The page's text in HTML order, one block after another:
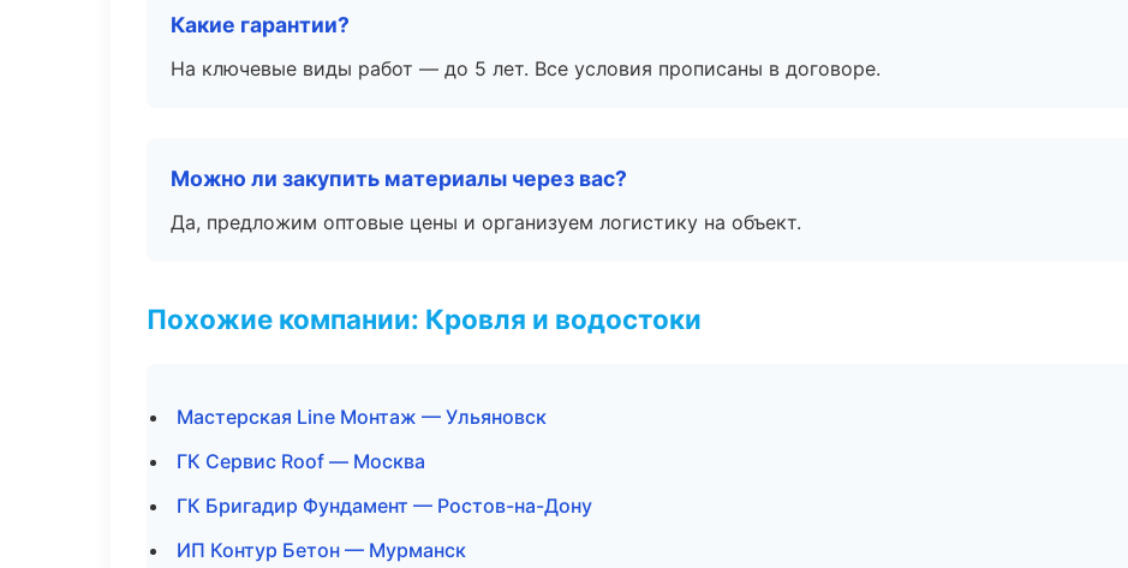
Какие гарантии?
На ключевые виды работ — до 5 лет. Все условия прописаны в договоре.
Можно ли закупить материалы через вас?
Да, предложим оптовые цены и организуем логистику на объект.
Похожие компании: Кровля и водостоки
Мастерская Line Монтаж — Ульяновск
ГК Сервис Roof — Москва
ГК Бригадир Фундамент — Ростов-на-Дону
ИП Контур Бетон — Мурманск